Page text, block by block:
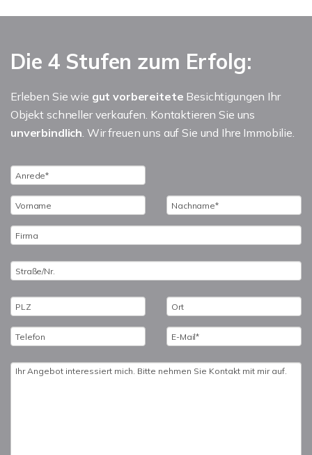
Die 4 Stufen zum Erfolg:
Erleben Sie wie gut vorbereitete Besichtigungen Ihr
Objekt schneller verkaufen. Kontaktieren Sie uns
unverbindlich. Wir freuen uns auf Sie und Ihre Immobilie.